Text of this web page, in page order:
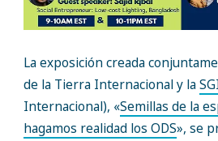
La exposición creada
de la Tierra Internacional y la
Internacional), «Semillas de la
hagamos realidad los ODS», se